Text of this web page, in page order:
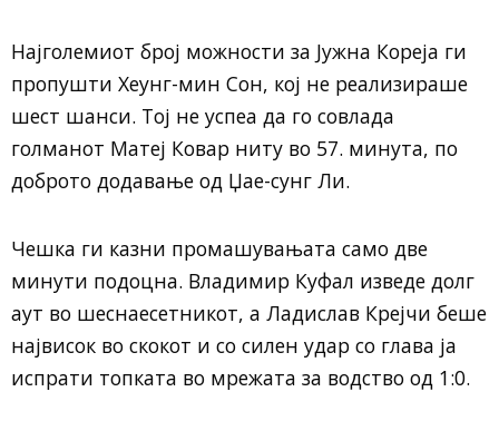
Најголемиот број можности за Јужна Кореја ги
пропушти Хеунг-мин Сон, кој не реализираше
шест шанси. Тој не успеа да го совлада
голманот Матеј Ковар ниту во 57. минута, по
доброто додавање од Џае-сунг Ли.
Чешка ги казни промашувањата само две
минути подоцна. Владимир Куфал изведе долг
аут во шеснаесетникот, а Ладислав Крејчи беше
највисок во скокот и со силен удар со глава ја
испрати топката во мрежата за водство од 1:0.